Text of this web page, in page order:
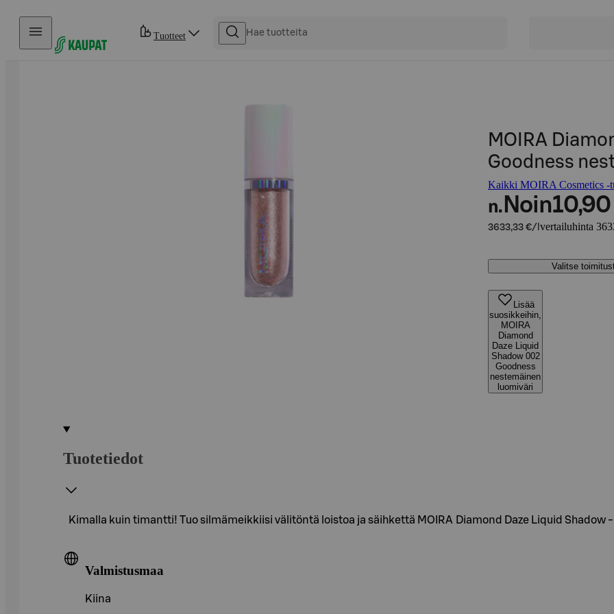
Hyppää sisältöön
Tuotteet
MOIRA
Goodness
Kaikki MOIRA Cosmetics -
n. Noin
3633,33 €/l vertailuhinta
Valitse
Lisää
suosikkeihin,
MOIRA
Diamond
Daze Liquid
Shadow 002
Goodness
nestemäinen
luomiväri
Tuotetiedot
Kimalla kuin timantti! Tuo silmämeikkiisi välitöntä loistoa ja säihkettä MOIRA Diamond Daze Liquid Shadow
Valmistusmaa
Kiina